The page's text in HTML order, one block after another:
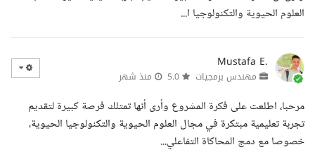
العلوم الحيوية والتكنولوجيا ا...
Mustafa E.
مهندس برمجيات منذ شهر
مرحبا، اطلعت على فكرة المشروع وأرى أنها تمتلك فرصة كبيرة لتقديم
تجربة تعليمية مبتكرة في مجال العلوم الحيوية والتكنولوجيا الحيوية،
خصوصا مع دمج المحاكاة التفاعلي...